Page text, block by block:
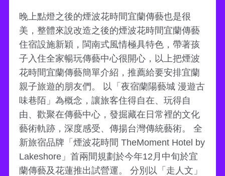
晚上點燈之後的煙波花時間宜蘭傳藝也是很
美，整體來說改造之後的煙波花時間宜蘭傳藝
住宿設施新穎，閩南式風情極具特色，帶著孩
子入住全家暢玩傳藝中心很開心，以上把煙波
花時間宜蘭傳藝簡單介紹，推薦給要安排宜蘭
親子旅遊的朋友們。 以「夜宿蘭陽藝城 漫遊古
味巷陌」為概念，讓旅客住得自在、玩得自
由、歡聚在傳藝中心，發掘藏在日常裡的文化
藝術軌跡，深度感受、傳揚台灣傳統藝術。 全
新旅宿品牌「煙波花時間 TheMoment Hotel by
Lakeshore」首兩間規劃於今年12月中旬於宜
蘭傳藝及花蓮推出試營運。 分別以「走人文」